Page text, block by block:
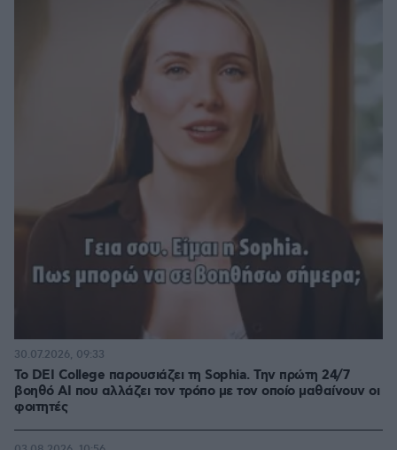
Το DEI College παρουσιάζει τη Sophia. Την πρώτη 24/7
βοηθό AI που αλλάζει τον τρόπο με τον οποίο μαθαίνουν οι
φοιτητές
30.07.2026, 09:33